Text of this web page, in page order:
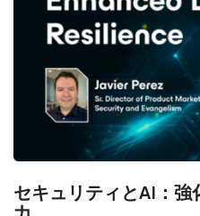
セキュリティとAI：